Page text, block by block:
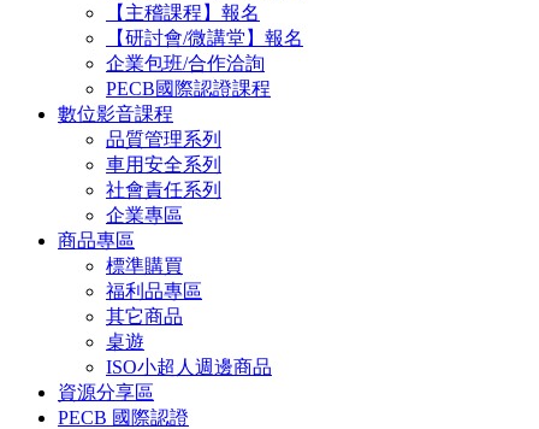
【主稽課程】報名
【研討會/微講堂】報名
企業包班/合作洽詢
PECB國際認證課程
數位影音課程
品質管理系列
車用安全系列
社會責任系列
企業專區
商品專區
標準購買
福利品專區
其它商品
桌遊
ISO小超人週邊商品
資源分享區
PECB 國際認證